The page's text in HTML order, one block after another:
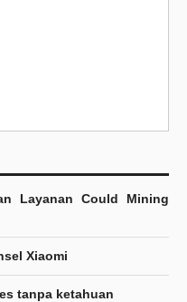
Layanan Could Mining
Xiaomi
tanpa ketahuan